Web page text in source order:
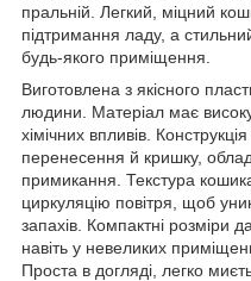
пральній. Легкий, міцний
підтримання ладу, а
будь-якого приміщення.
Виготовлена з якісного
людини. Матеріал має високу
хімічних впливів.
перенесення й кришку,
примикання. Текстура
циркуляцію повітря, щоб
запахів. Компактні розміри
навіть у невеликих
Проста в догляді, легко